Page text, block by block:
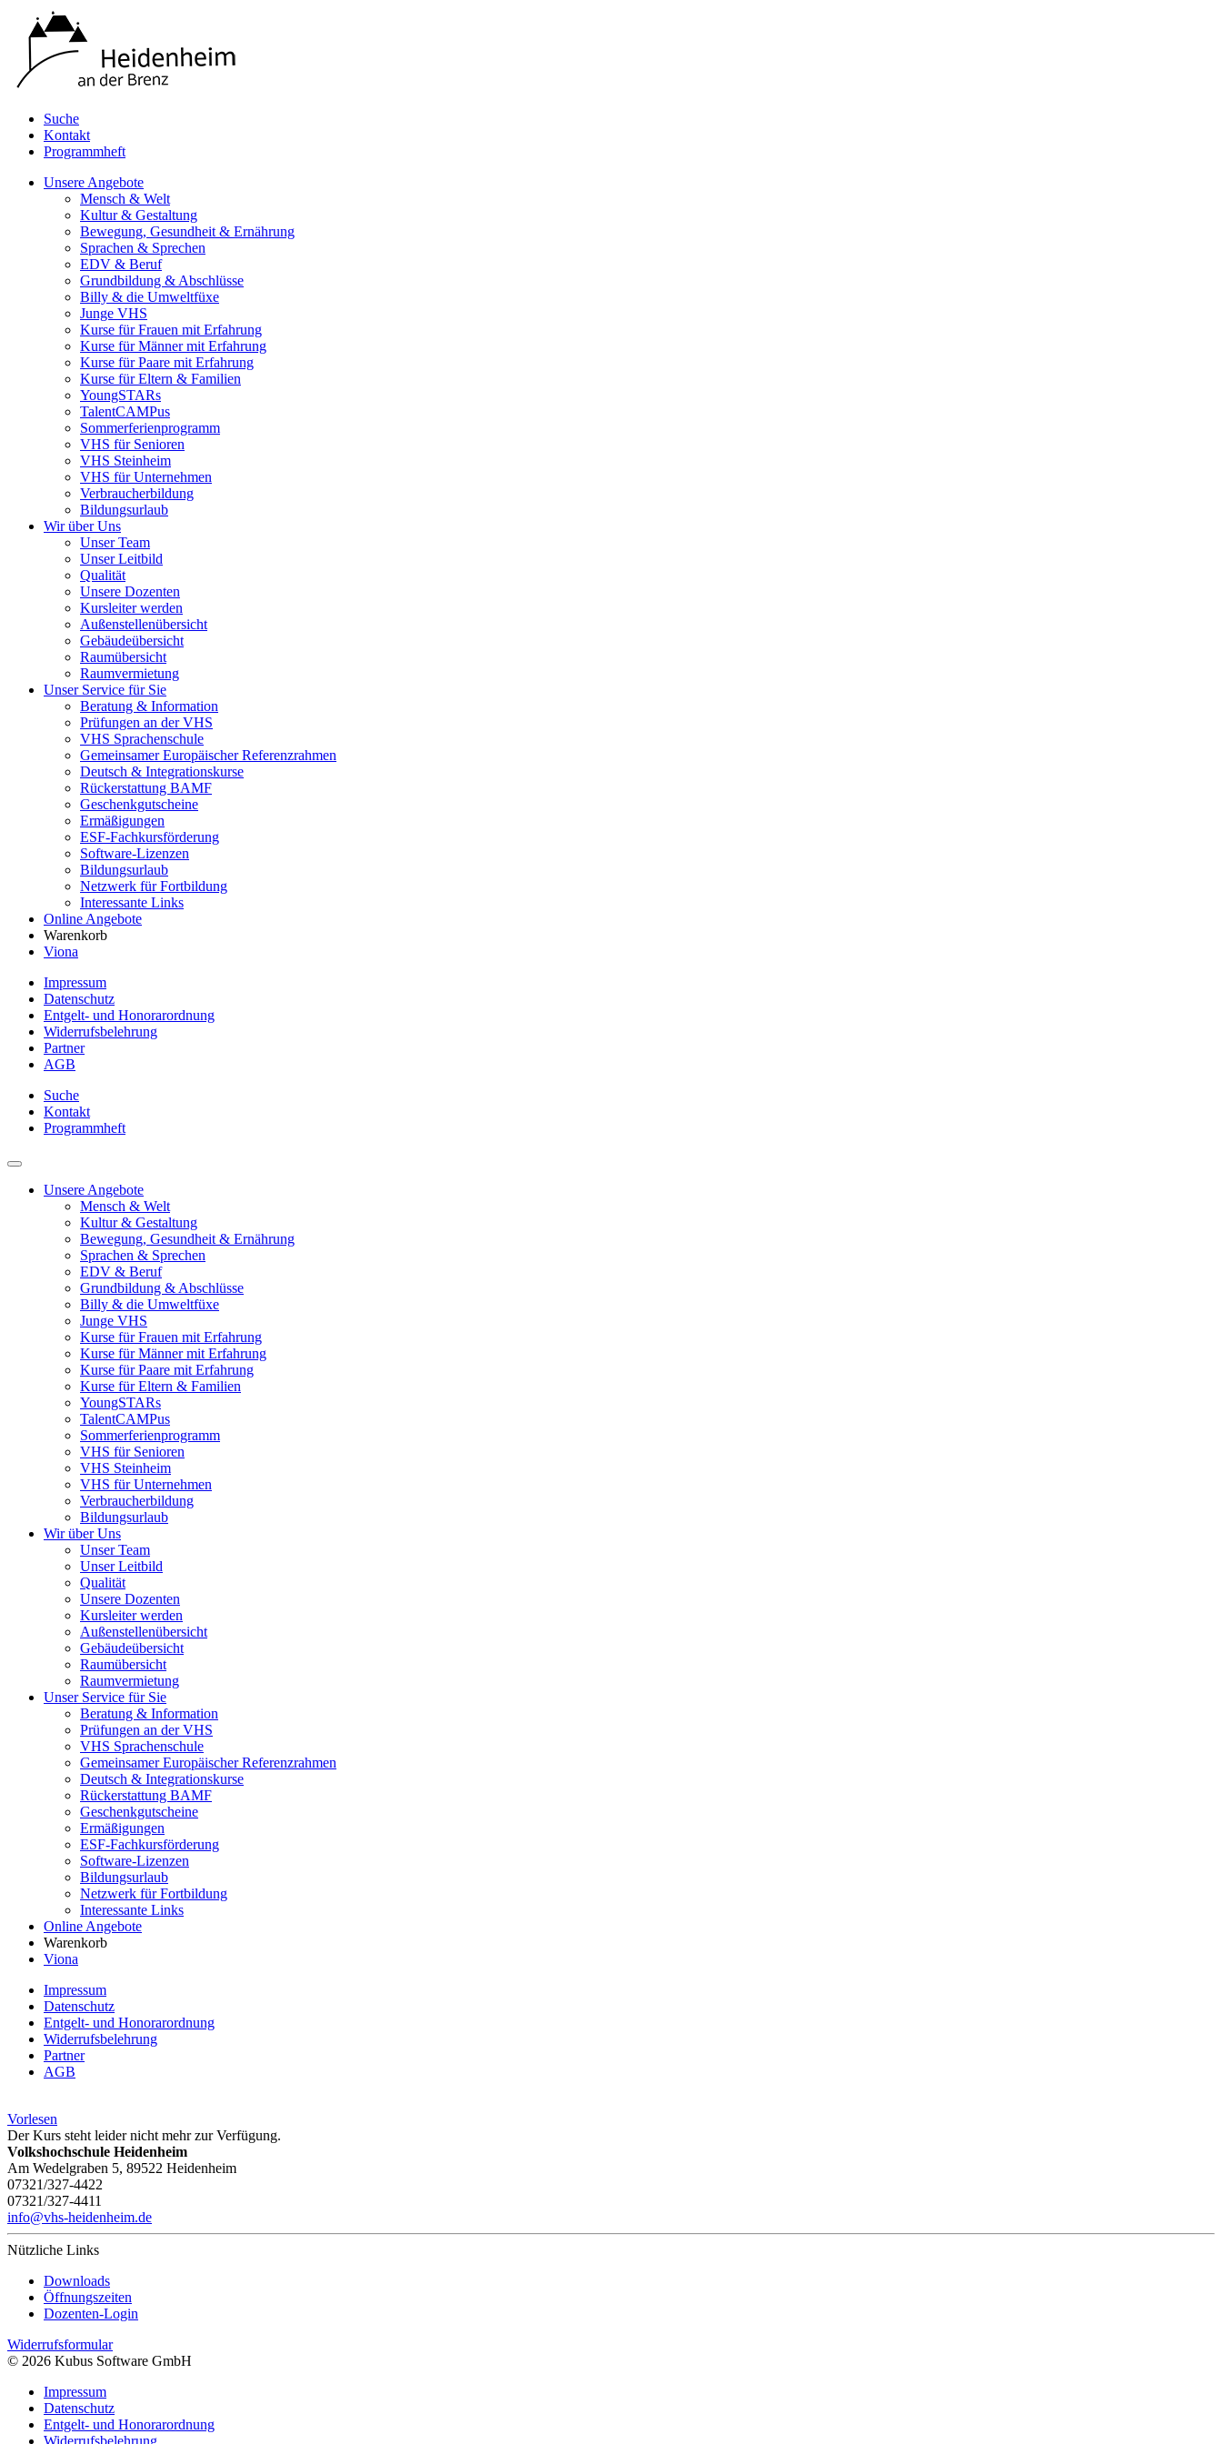
Suche
Kontakt
Programmheft
Unsere Angebote
Mensch & Welt
Kultur & Gestaltung
Bewegung, Gesundheit & Ernährung
Sprachen & Sprechen
EDV & Beruf
Grundbildung & Abschlüsse
Billy & die Umweltfüxe
Junge VHS
Kurse für Frauen mit Erfahrung
Kurse für Männer mit Erfahrung
Kurse für Paare mit Erfahrung
Kurse für Eltern & Familien
YoungSTARs
TalentCAMPus
Sommerferienprogramm
VHS für Senioren
VHS Steinheim
VHS für Unternehmen
Verbraucherbildung
Bildungsurlaub
Wir über Uns
Unser Team
Unser Leitbild
Qualität
Unsere Dozenten
Kursleiter werden
Außenstellenübersicht
Gebäudeübersicht
Raumübersicht
Raumvermietung
Unser Service für Sie
Beratung & Information
Prüfungen an der VHS
VHS Sprachenschule
Gemeinsamer Europäischer Referenzrahmen
Deutsch & Integrationskurse
Rückerstattung BAMF
Geschenkgutscheine
Ermäßigungen
ESF-Fachkursförderung
Software-Lizenzen
Bildungsurlaub
Netzwerk für Fortbildung
Interessante Links
Online Angebote
Warenkorb
Viona
Impressum
Datenschutz
Entgelt- und Honorarordnung
Widerrufsbelehrung
Partner
AGB
Suche
Kontakt
Programmheft
Unsere Angebote
Mensch & Welt
Kultur & Gestaltung
Bewegung, Gesundheit & Ernährung
Sprachen & Sprechen
EDV & Beruf
Grundbildung & Abschlüsse
Billy & die Umweltfüxe
Junge VHS
Kurse für Frauen mit Erfahrung
Kurse für Männer mit Erfahrung
Kurse für Paare mit Erfahrung
Kurse für Eltern & Familien
YoungSTARs
TalentCAMPus
Sommerferienprogramm
VHS für Senioren
VHS Steinheim
VHS für Unternehmen
Verbraucherbildung
Bildungsurlaub
Wir über Uns
Unser Team
Unser Leitbild
Qualität
Unsere Dozenten
Kursleiter werden
Außenstellenübersicht
Gebäudeübersicht
Raumübersicht
Raumvermietung
Unser Service für Sie
Beratung & Information
Prüfungen an der VHS
VHS Sprachenschule
Gemeinsamer Europäischer Referenzrahmen
Deutsch & Integrationskurse
Rückerstattung BAMF
Geschenkgutscheine
Ermäßigungen
ESF-Fachkursförderung
Software-Lizenzen
Bildungsurlaub
Netzwerk für Fortbildung
Interessante Links
Online Angebote
Warenkorb
Viona
Impressum
Datenschutz
Entgelt- und Honorarordnung
Widerrufsbelehrung
Partner
AGB
Vorlesen
Der Kurs steht leider nicht mehr zur Verfügung.
Volkshochschule Heidenheim
Am Wedelgraben 5, 89522 Heidenheim
07321/327-4422
07321/327-4411
info@vhs-heidenheim.de
Nützliche Links
Downloads
Öffnungszeiten
Dozenten-Login
Widerrufsformular
© 2026 Kubus Software GmbH
Impressum
Datenschutz
Entgelt- und Honorarordnung
Widerrufsbelehrung